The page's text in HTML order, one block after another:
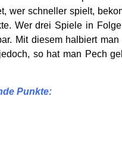
wer schneller spielt,
Wer drei Spiele in
Mit diesem halbiert
so hat man Pech
Punkte: